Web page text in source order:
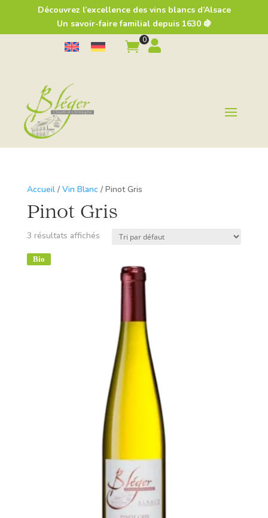
Découvrez l’excellence des vins blancs d’Alsace
Un savoir-faire familial depuis 1630 🍇
0
 
Accueil/ Vin Blanc/ Pinot Gris
Pinot Gris
3 résultats affichés
Bio